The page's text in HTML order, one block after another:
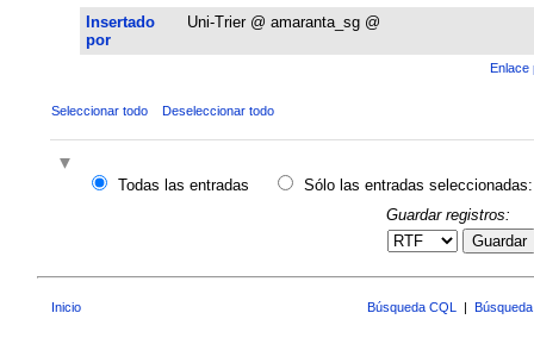
Insertado
por
Uni-Trier @ amaranta_sg @
Enlace
Seleccionar todo Deseleccionar todo
Todas las entradas
Sólo las entradas seleccionadas:
Guardar registros:
Guardar
Inicio Búsqueda CQL